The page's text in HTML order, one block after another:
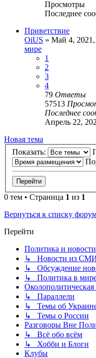
Просмотры
Последнее
Приветствие
OiUS » Май 4, 2021,
мире
1
2
3
4
79 Ответы
57513
Последнее
Апрель 22,
Новая тема
Показать:
0 тем • Страница 1 из 1
Вернуться к списку
Перейти
Политика и новости
↳ Новости из
↳ Обсуждение
↳ Политика в
↳ Параллели
↳ Темы об
↳ Темы о России
Разговоры Вне
↳ Всё обо всём
↳ Хобби и Блоги
Клубы